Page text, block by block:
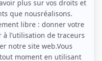
Morin)
)